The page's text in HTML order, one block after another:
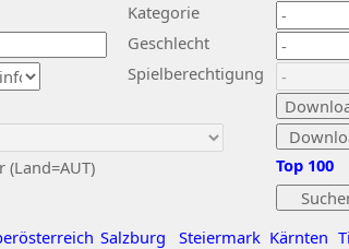
Kategorie
Geschlecht
Spielberechtigung
Salzburg Steiermark Kärnten
Top 100